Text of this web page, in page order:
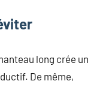
long crée un
De même,